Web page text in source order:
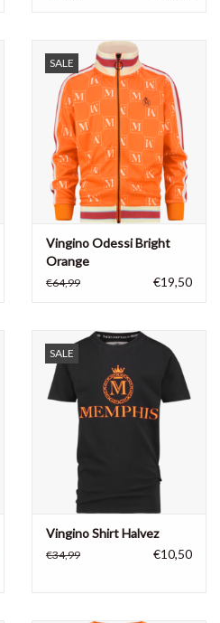
SALE
Vingino Odessi Bright
Orange
€64,99 €19,50
SALE
Vingino Shirt Halvez
€34,99 €10,50